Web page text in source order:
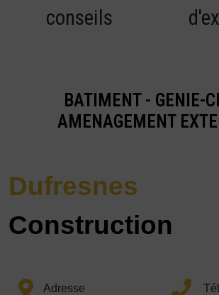
conseils
BATIMENT - GENIE-
AMENAGEMENT
Dufresnes
Construction
Adresse